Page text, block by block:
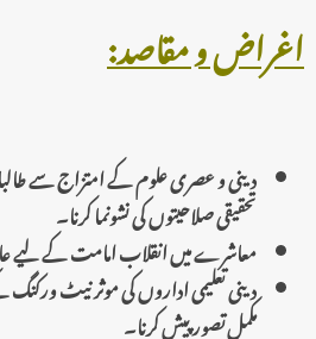
:اغراض و مقاصد
دینی و عصری علوم کے امتزاج سے
تحقیقی صلاحیتوں کی نشونما کرنا۔
معاشرے میں انقلاب امامت کے لیے
دینی تعلیمی اداروں کی موثر نیٹ
مکمل تصور پیش کرنا۔